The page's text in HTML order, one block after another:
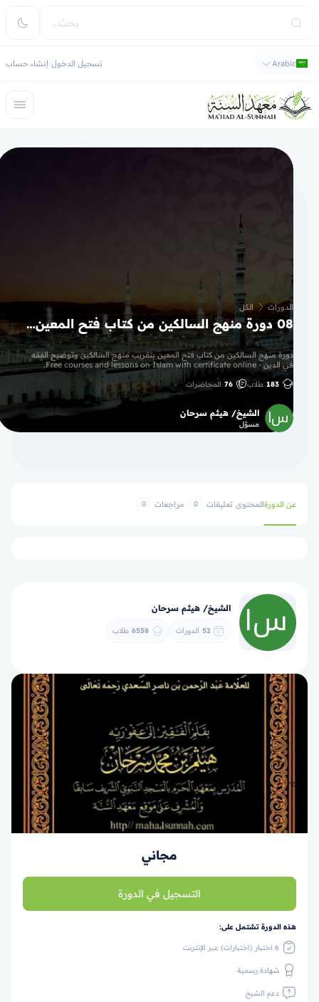
Arabic تسجيل الدخول إنشاء حساب
الدورات الكل
08 دورة منهج السالكين من كتاب فتح المعين بتقريب منهج السالكين وتوضيح الفقه في الدين
دورة منهج السالكين من كتاب فتح المعين بتقريب منهج السالكين وتوضيح الفقه
في الدين - Free courses and lessons on Islam with certificate online.
183 طلاب 76 المحاضرات
الشيخ/ هيثم سرحان
مسؤل
عن الدورةالمحتوى تعليقات 0 مراجعات 0
الشيخ/ هيثم سرحان
52 الدورات 6558 طلاب
مجاني
التسجيل في الدورة
هذه الدورة تشتمل على:
6 اختبار (اختبارات) عبر الإنترنت
شهادة رسمية
دعم الشيخ